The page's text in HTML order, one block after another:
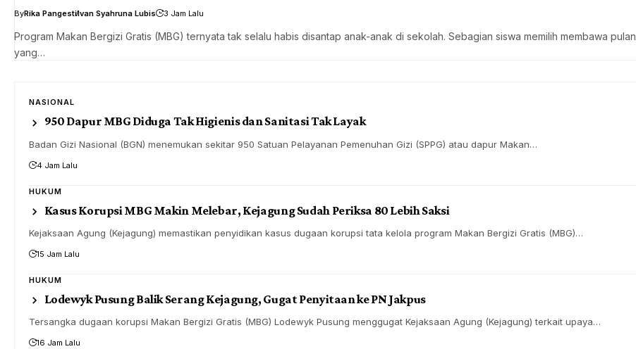
ByRika PangestiIvan Syahruna Lubis 3 Jam Lalu
Program Makan Bergizi Gratis (MBG) ternyata tak selalu habis disantap anak-anak di sekolah. Sebagian siswa memilih membawa
yang…
NASIONAL
950 Dapur MBG Diduga Tak Higienis dan Sanitasi Tak Layak
Badan Gizi Nasional (BGN) menemukan sekitar 950 Satuan Pelayanan Pemenuhan Gizi (SPPG) atau dapur Makan…
4 Jam Lalu
HUKUM
Kasus Korupsi MBG Makin Melebar, Kejagung Sudah Periksa 80 Lebih Saksi
Kejaksaan Agung (Kejagung) memastikan penyidikan kasus dugaan korupsi tata kelola program Makan Bergizi Gratis (MBG)…
15 Jam Lalu
HUKUM
Lodewyk Pusung Balik Serang Kejagung, Gugat Penyitaan ke PN Jakpus
Tersangka dugaan korupsi Makan Bergizi Gratis (MBG) Lodewyk Pusung menggugat Kejaksaan Agung (Kejagung) terkait upaya…
16 Jam Lalu